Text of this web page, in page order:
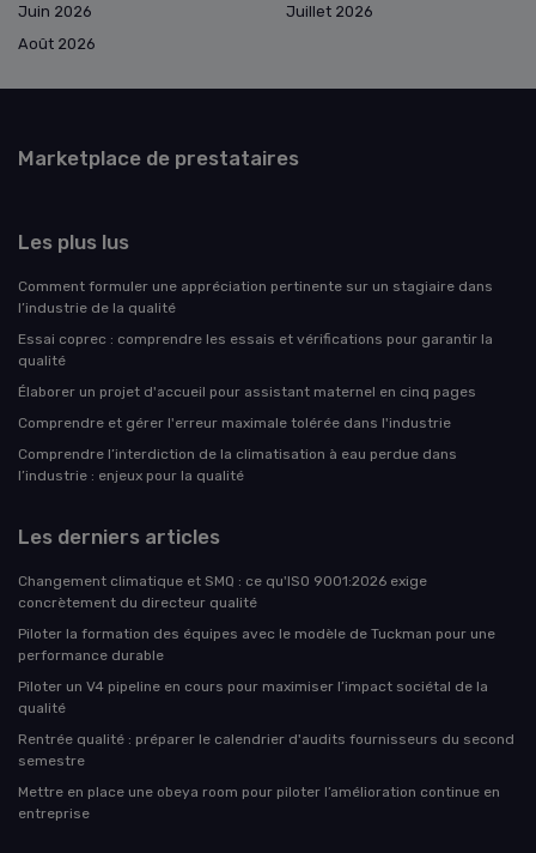
Juin 2026
Juillet 2026
Août 2026
Marketplace de prestataires
Les plus lus
Comment formuler une appréciation pertinente sur un stagiaire dans
l’industrie de la qualité
Essai coprec : comprendre les essais et vérifications pour garantir la
qualité
Élaborer un projet d'accueil pour assistant maternel en cinq pages
Comprendre et gérer l'erreur maximale tolérée dans l'industrie
Comprendre l’interdiction de la climatisation à eau perdue dans
l’industrie : enjeux pour la qualité
Les derniers articles
Changement climatique et SMQ : ce qu'ISO 9001:2026 exige
concrètement du directeur qualité
Piloter la formation des équipes avec le modèle de Tuckman pour une
performance durable
Piloter un V4 pipeline en cours pour maximiser l’impact sociétal de la
qualité
Rentrée qualité : préparer le calendrier d'audits fournisseurs du second
semestre
Mettre en place une obeya room pour piloter l’amélioration continue en
entreprise